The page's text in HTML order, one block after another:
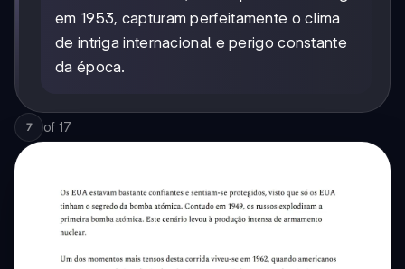
em 1953, capturam perfeitamente o clima
de intriga internacional e perigo constante
da época.
7 of 17